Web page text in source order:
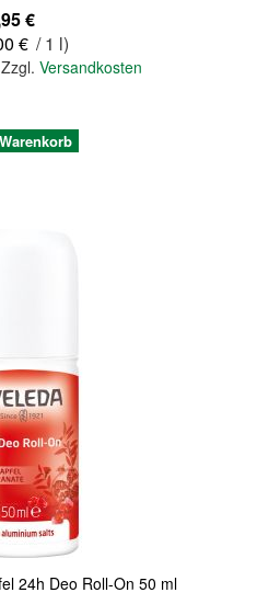
€
€ / 1 l)
Zzgl. Versandkosten
24h Deo Roll-On 50 ml